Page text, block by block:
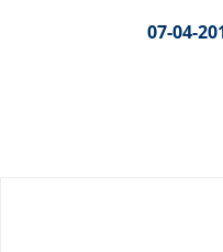
07-04-